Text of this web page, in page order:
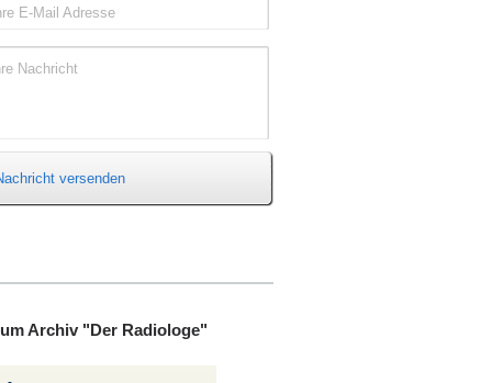
E-Mail Adresse
Nachricht
versenden
Archiv "Der Radiologe"